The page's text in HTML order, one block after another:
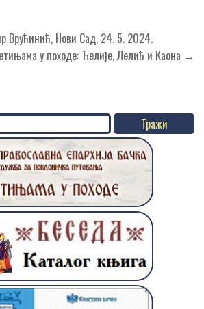
Врућинић, Нови Сад, 24. 5. 2024.
у походе: Ћелије, Лелић и Каона →